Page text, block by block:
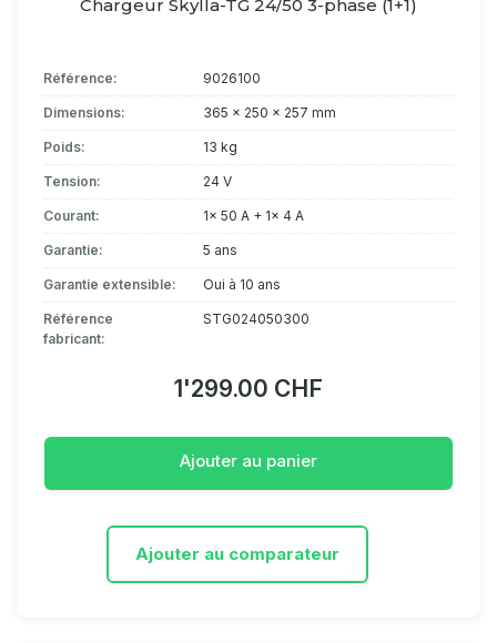
Chargeur Skylla-TG 24/50 3-phase (1+1)
Référence: 9026100
Dimensions: 365 x 250 x 257 mm
Poids: 13 kg
Tension: 24 V
Courant: 1x 50 A + 1x 4 A
Garantie: 5 ans
Garantie extensible: Oui à 10 ans
Référence
fabricant:
STG024050300
1'299.00 CHF
Ajouter au panier
Ajouter au comparateur